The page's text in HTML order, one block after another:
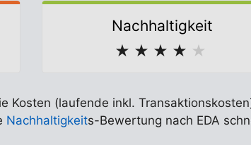
Nachhaltigkeit
★ ★ ★ ★ ★
Kosten (laufende inkl.
Nachhaltigkeits-Bewertung nach EDA